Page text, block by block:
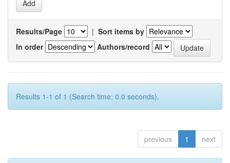
Results/Page | Sort items by
In order
Authors/record
Results 1-1 of 1 (Search time: 0.0 seconds).
previous 1 next